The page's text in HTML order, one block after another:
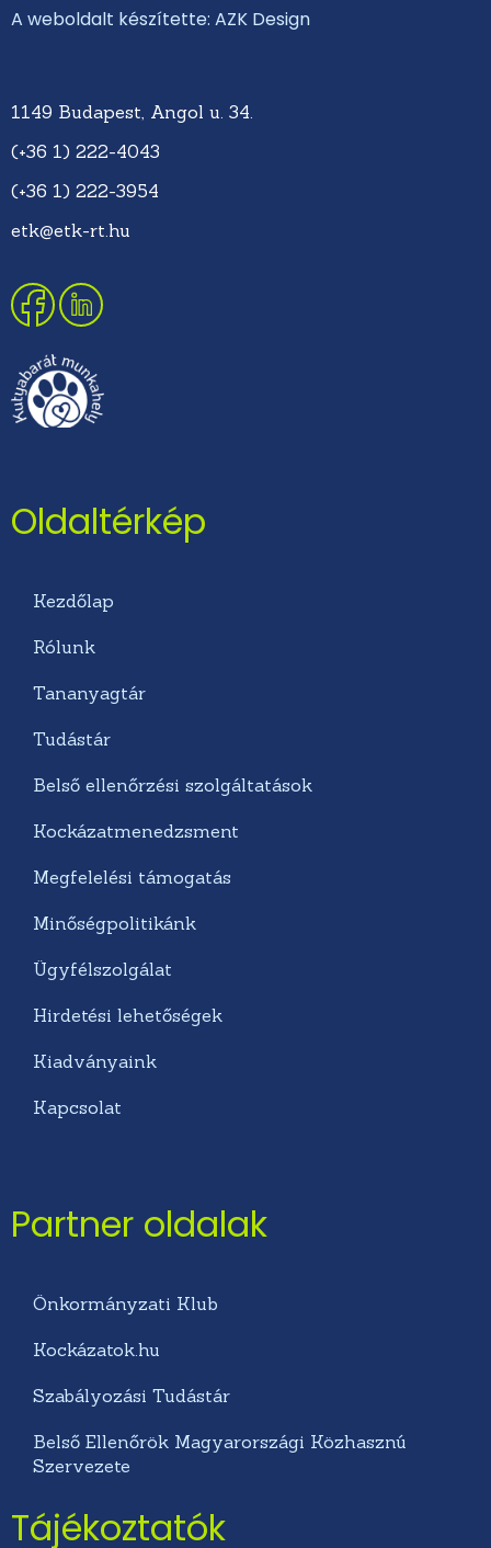
A weboldalt készítette: AZK Design
1149 Budapest, Angol u. 34.
(+36 1) 222-4043
(+36 1) 222-3954
etk@etk-rt.hu
Oldaltérkép
Kezdőlap
Rólunk
Tananyagtár
Tudástár
Belső ellenőrzési szolgáltatások
Kockázatmenedzsment
Megfelelési támogatás
Minőségpolitikánk
Ügyfélszolgálat
Hirdetési lehetőségek
Kiadványaink
Kapcsolat
Partner oldalak
Önkormányzati Klub
Kockázatok.hu
Szabályozási Tudástár
Belső Ellenőrök Magyarországi Közhasznú
Szervezete
Tájékoztatók